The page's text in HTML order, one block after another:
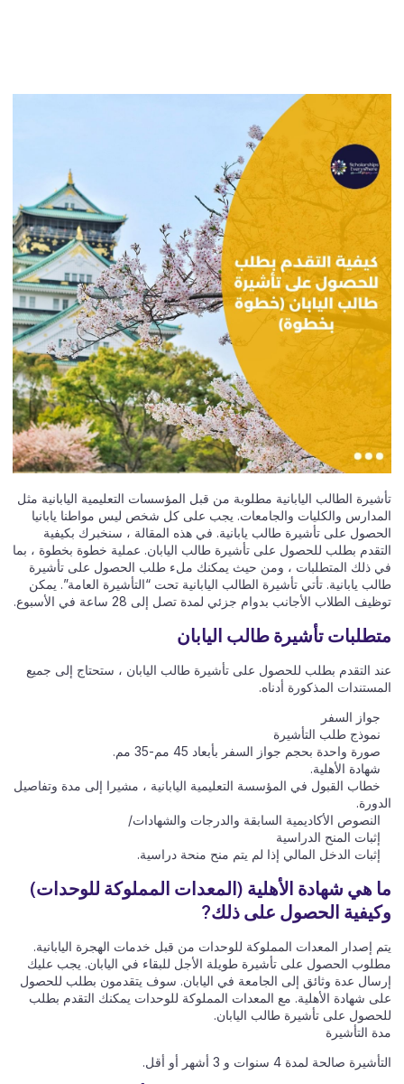
تأشيرة الطالب اليابانية مطلوبة من قبل المؤسسات التعليمية اليابانية مثل
المدارس والكليات والجامعات. يجب على كل شخص ليس مواطنا يابانيا
الحصول على تأشيرة طالب يابانية. في هذه المقالة ، سنخبرك بكيفية
التقدم بطلب للحصول على تأشيرة طالب اليابان. عملية خطوة بخطوة ، بما
في ذلك المتطلبات ، ومن حيث يمكنك ملء طلب الحصول على تأشيرة
طالب يابانية. تأتي تأشيرة الطالب اليابانية تحت “التأشيرة العامة”. يمكن
توظيف الطلاب الأجانب بدوام جزئي لمدة تصل إلى 28 ساعة في الأسبوع.
متطلبات تأشيرة طالب اليابان
عند التقدم بطلب للحصول على تأشيرة طالب اليابان ، ستحتاج إلى جميع
المستندات المذكورة أدناه.
جواز السفر
نموذج طلب التأشيرة
صورة واحدة بحجم جواز السفر بأبعاد 45 مم-35 مم.
شهادة الأهلية.
خطاب القبول في المؤسسة التعليمية اليابانية ، مشيرا إلى مدة وتفاصيل
الدورة.
النصوص الأكاديمية السابقة والدرجات والشهادات/
إثبات المنح الدراسية
إثبات الدخل المالي إذا لم يتم منح منحة دراسية.
ما هي شهادة الأهلية (المعدات المملوكة للوحدات)
وكيفية الحصول على ذلك?
يتم إصدار المعدات المملوكة للوحدات من قبل خدمات الهجرة اليابانية.
مطلوب الحصول على تأشيرة طويلة الأجل للبقاء في اليابان. يجب عليك
إرسال عدة وثائق إلى الجامعة في اليابان. سوف يتقدمون بطلب للحصول
على شهادة الأهلية. مع المعدات المملوكة للوحدات يمكنك التقدم بطلب
للحصول على تأشيرة طالب اليابان.
مدة التأشيرة
التأشيرة صالحة لمدة 4 سنوات و 3 أشهر أو أقل.